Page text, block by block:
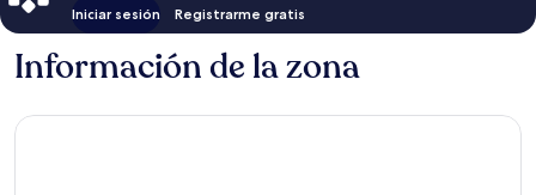
Iniciar sesión Registrarme gratis
Información de la zona